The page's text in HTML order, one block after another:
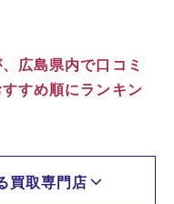
広島県内で口コミ
すめ順にランキン
買取専門店